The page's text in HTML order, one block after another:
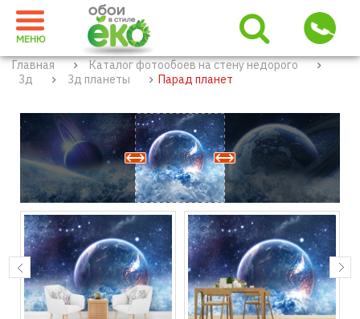
МЕНЮ
Главная
Каталог фотообоев на стену недорого
3д
3д планеты Парад планет